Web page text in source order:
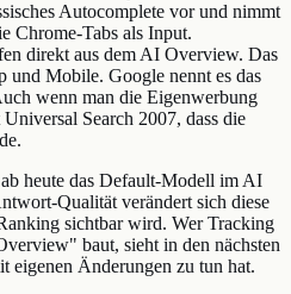
Autocomplete vor und nimmt
Chrome-Tabs als Input.
direkt aus dem AI Overview. Das
und Mobile. Google nennt es das
wenn man die Eigenwerbung
Search 2007, dass die
heute das Default-Modell im AI
Qualität verändert sich diese
sichtbar wird. Wer Tracking
baut, sieht in den nächsten
eigenen Änderungen zu tun hat.